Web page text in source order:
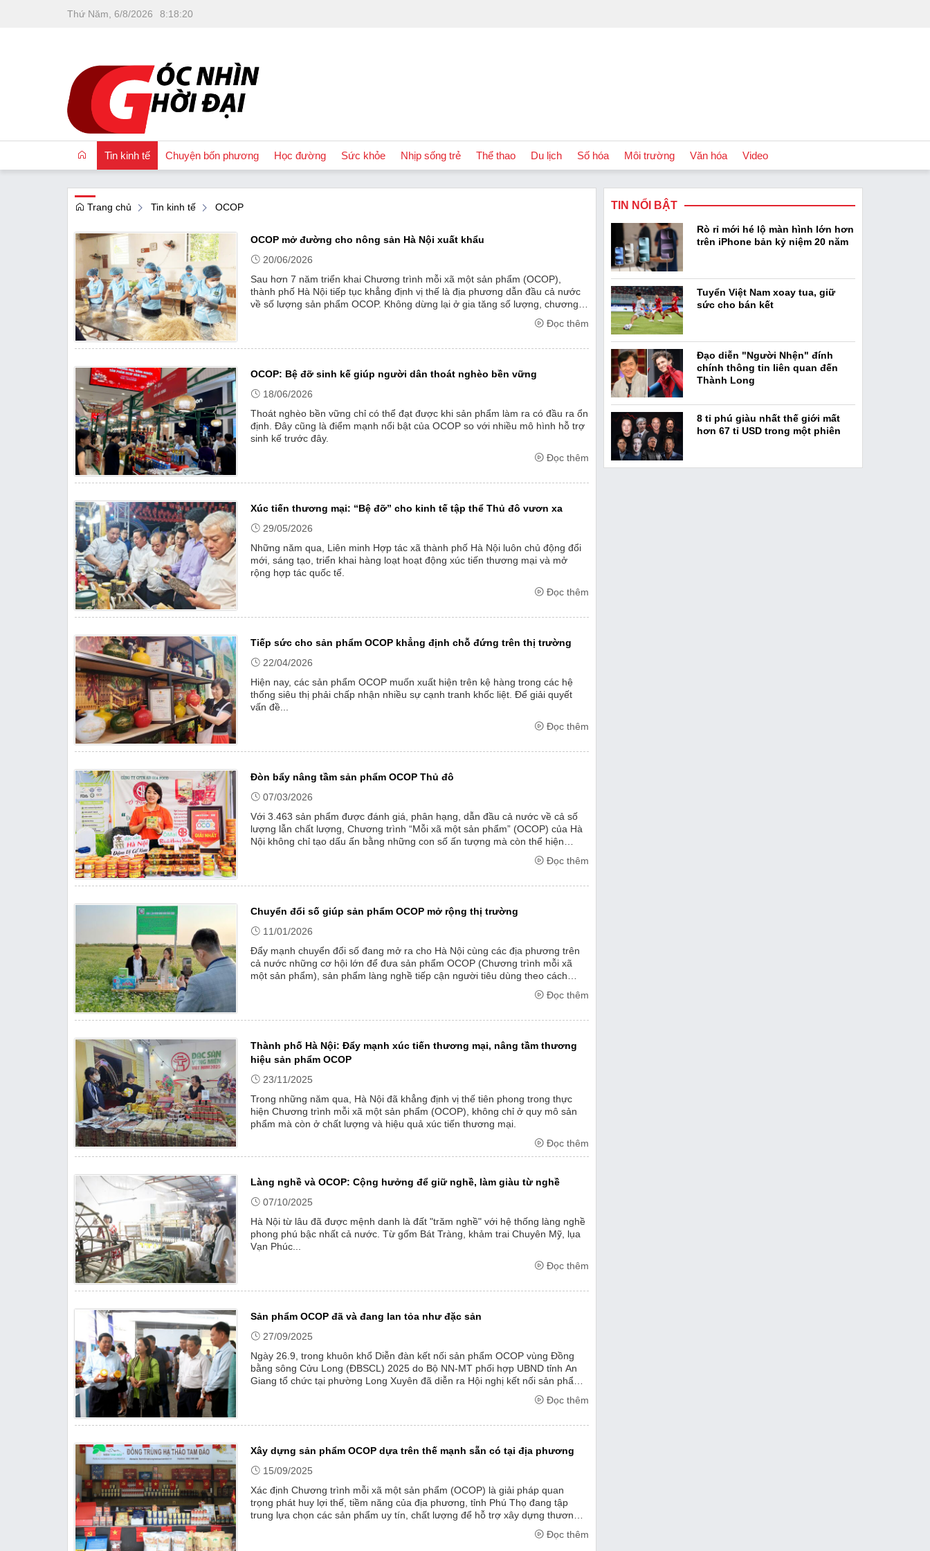
Thứ Năm, 6/8/2026 8:18:21
Tin kinh tế
OCOP
Quốc tế
Tài chính
Nhà đất
Thị trường
Emagazine
Chuyện bốn phương Học đường Sức khỏe Nhịp sống trẻ Thể thao Du lịch Số hóa Môi trường Văn hóa
Podcast
Video
Trang chủ Tin kinh tế OCOP
OCOP mở đường cho nông sản Hà Nội xuất khẩu
20/06/2026
Sau hơn 7 năm triển khai Chương trình mỗi xã một sản phẩm (OCOP),
thành phố Hà Nội tiếp tục khẳng định vị thế là địa phương dẫn đầu cả nước
về số lượng sản phẩm OCOP. Không dừng lại ở gia tăng số lượng, chương
Đọc thêm
OCOP: Bệ đỡ sinh kế giúp người dân thoát nghèo bền vững
18/06/2026
Thoát nghèo bền vững chỉ có thể đạt được khi sản phẩm làm ra có đầu ra ổn
định. Đây cũng là điểm mạnh nổi bật của OCOP so với nhiều mô hình hỗ trợ
sinh kế trước đây.
Đọc thêm
Xúc tiến thương mại: “Bệ đỡ” cho kinh tế tập thể Thủ đô vươn xa
29/05/2026
Những năm qua, Liên minh Hợp tác xã thành phố Hà Nội luôn chủ động đổi
mới, sáng tạo, triển khai hàng loạt hoạt động xúc tiến thương mại và mở
rộng hợp tác quốc tế.
Đọc thêm
Tiếp sức cho sản phẩm OCOP khẳng định chỗ đứng trên thị trường
22/04/2026
Hiện nay, các sản phẩm OCOP muốn xuất hiện trên kệ hàng trong các hệ
thống siêu thị phải chấp nhận nhiều sự cạnh tranh khốc liệt. Để giải quyết
vấn đề...
Đọc thêm
Đòn bẩy nâng tầm sản phẩm OCOP Thủ đô
07/03/2026
Với 3.463 sản phẩm được đánh giá, phân hạng, dẫn đầu cả nước về cả số
lượng lẫn chất lượng, Chương trình “Mỗi xã một sản phẩm” (OCOP) của Hà
Nội không chỉ tạo dấu ấn bằng những con số ấn tượng mà còn thể hiện
Đọc thêm
Chuyển đổi số giúp sản phẩm OCOP mở rộng thị trường
11/01/2026
Đẩy mạnh chuyển đổi số đang mở ra cho Hà Nội cùng các địa phương trên
cả nước những cơ hội lớn để đưa sản phẩm OCOP (Chương trình mỗi xã
một sản phẩm), sản phẩm làng nghề tiếp cận người tiêu dùng theo cách
Đọc thêm
Thành phố Hà Nội: Đẩy mạnh xúc tiến thương mại, nâng tầm thương
hiệu sản phẩm OCOP
23/11/2025
Trong những năm qua, Hà Nội đã khẳng định vị thế tiên phong trong thực
hiện Chương trình mỗi xã một sản phẩm (OCOP), không chỉ ở quy mô sản
phẩm mà còn ở chất lượng và hiệu quả xúc tiến thương mại.
Đọc thêm
Làng nghề và OCOP: Cộng hưởng để giữ nghề, làm giàu từ nghề
07/10/2025
Hà Nội từ lâu đã được mệnh danh là đất "trăm nghề" với hệ thống làng nghề
phong phú bậc nhất cả nước. Từ gốm Bát Tràng, khảm trai Chuyên Mỹ, lụa
Vạn Phúc...
Đọc thêm
Sản phẩm OCOP đã và đang lan tỏa như đặc sản
27/09/2025
Ngày 26.9, trong khuôn khổ Diễn đàn kết nối sản phẩm OCOP vùng Đồng
bằng sông Cửu Long (ĐBSCL) 2025 do Bộ NN-MT phối hợp UBND tỉnh An
Giang tổ chức tại phường Long Xuyên đã diễn ra Hội nghị kết nối sản phẩm
Đọc thêm
Xây dựng sản phẩm OCOP dựa trên thế mạnh sẵn có tại địa phương
15/09/2025
Xác định Chương trình mỗi xã một sản phẩm (OCOP) là giải pháp quan
trọng phát huy lợi thế, tiềm năng của địa phương, tỉnh Phú Thọ đang tập
trung lựa chọn các sản phẩm uy tín, chất lượng để hỗ trợ xây dựng thương
Đọc thêm
TIN NỔI BẬT
Rò rỉ mới hé lộ màn hình lớn hơn
trên iPhone bản kỷ niệm 20 năm
Tuyển Việt Nam xoay tua, giữ
sức cho bán kết
Đạo diễn "Người Nhện" đính
chính thông tin liên quan đến
Thành Long
8 tỉ phú giàu nhất thế giới mất
hơn 67 tỉ USD trong một phiên